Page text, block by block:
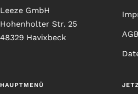
Leeze GmbH
Hohenholter Str. 25
48329 Havixbeck
AGB
HAUPTMENÜ